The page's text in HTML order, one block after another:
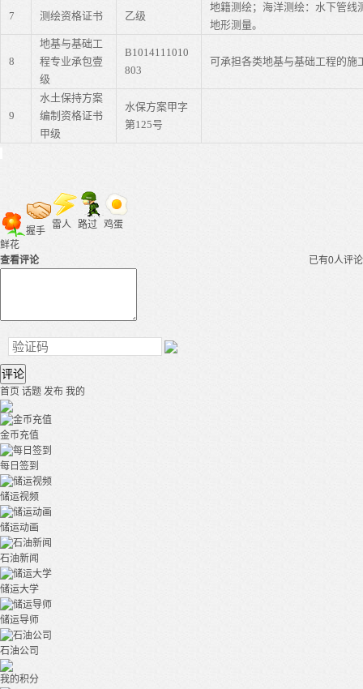
7 测绘资格证书 乙级
地籍测绘；海洋测绘：水下管线
地形测量。
8
地基与基础工
程专业承包壹
级
B1014111010
803
可承担各类地基与基础工程的施
9
水土保持方案
编制资格证书
甲级
水保方案甲字
第125号
鲜花
握手
雷人 路过 鸡蛋
已有0人评论
查看评论
评论
首页 话题 发布 我的
金币充值
每日签到
储运视频
储运动画
石油新闻
储运大学
储运导师
石油公司
我的积分